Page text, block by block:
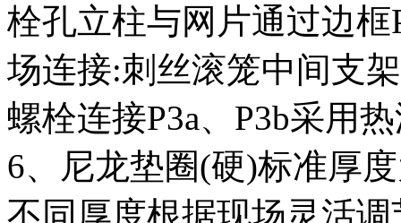
栓孔立柱与网片通过边
场连接:刺丝滚笼中间支
螺栓连接P3a、P3b采用
6、尼龙垫圈(硬)标准厚
不同厚度根据现场灵活